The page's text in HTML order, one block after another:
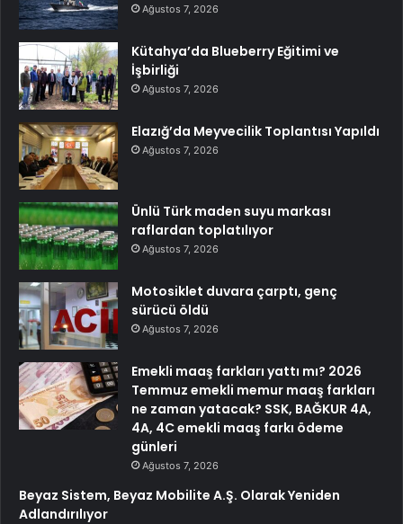
Ağustos 7, 2026
Kütahya’da Blueberry Eğitimi ve
İşbirliği
Ağustos 7, 2026
Elazığ’da Meyvecilik Toplantısı Yapıldı
Ağustos 7, 2026
Ünlü Türk maden suyu markası
raflardan toplatılıyor
Ağustos 7, 2026
Motosiklet duvara çarptı, genç
sürücü öldü
Ağustos 7, 2026
Emekli maaş farkları yattı mı? 2026
Temmuz emekli memur maaş farkları
ne zaman yatacak? SSK, BAĞKUR 4A,
4A, 4C emekli maaş farkı ödeme
günleri
Ağustos 7, 2026
Beyaz Sistem, Beyaz Mobilite A.Ş. Olarak Yeniden
Adlandırılıyor